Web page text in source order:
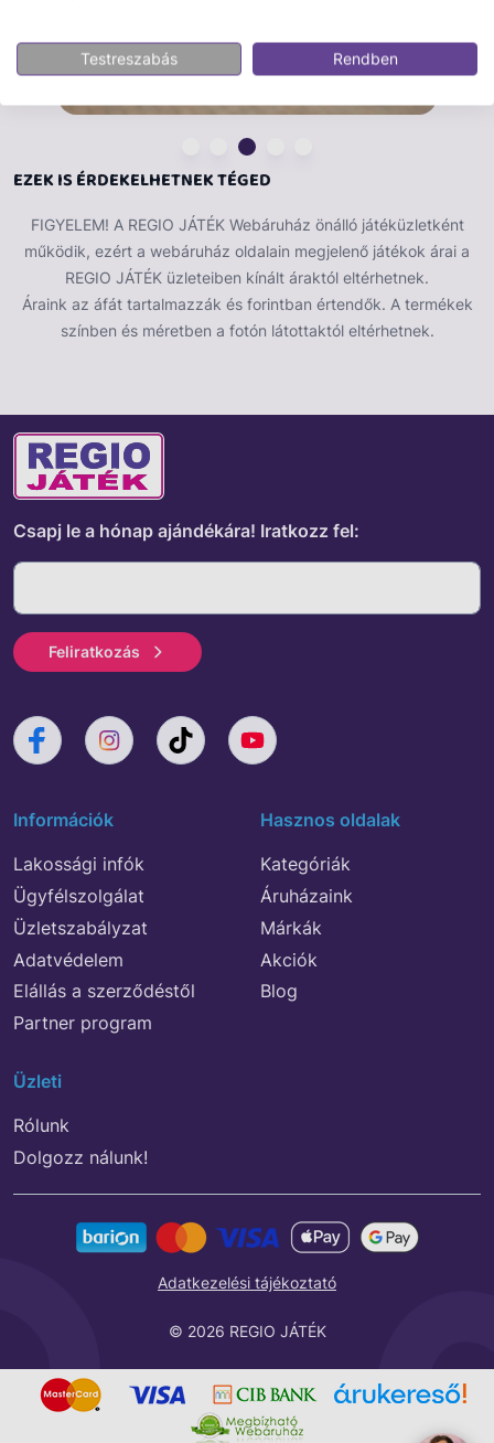
EZEK IS ÉRDEKELHETNEK TÉGED
FIGYELEM! A REGIO JÁTÉK Webáruház önálló játéküzletként
működik, ezért a webáruház oldalain megjelenő játékok árai a
REGIO JÁTÉK üzleteiben kínált áraktól eltérhetnek.
Áraink az áfát tartalmazzák és forintban értendők. A termékek
színben és méretben a fotón látottaktól eltérhetnek.
Csapj le a hónap ajándékára! Iratkozz fel:
Feliratkozás
Információk
Lakossági infók
Ügyfélszolgálat
Üzletszabályzat
Adatvédelem
Elállás a szerződéstől
Partner program
Hasznos oldalak
Kategóriák
Áruházaink
Márkák
Akciók
Blog
Üzleti
Rólunk
Dolgozz nálunk!
© 2026 REGIO JÁTÉK
Adatkezelési tájékoztató
Testreszabás Rendben